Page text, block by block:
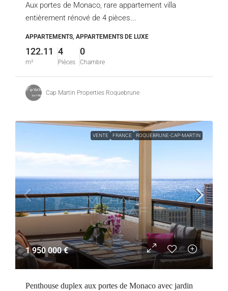
Aux portes de Monaco, rare appartement villa
entièrement rénové de 4 pièces...
APPARTEMENTS, APPARTEMENTS DE LUXE
122.11
m²
4
Pièces
0
Chambre
Cap Martin Properties Roquebrune
VENTE FRANCE ROQUEBRUNE-CAP-MARTIN
1 950 000 €
Penthouse duplex aux portes de Monaco avec jardin